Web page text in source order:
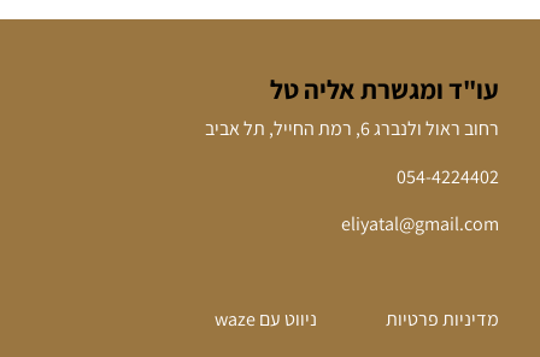
עו"ד ומגשרת אליה טל
רחוב ראול ולנברג 6, רמת החייל, תל אביב
054-4224402
eliyatal@gmail.com
מדיניות פרטיות ניווט עם waze